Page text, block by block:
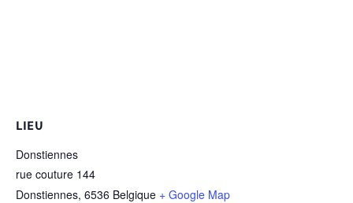
LIEU
Donstiennes
rue couture 144
Donstiennes, 6536 Belgique + Google Map